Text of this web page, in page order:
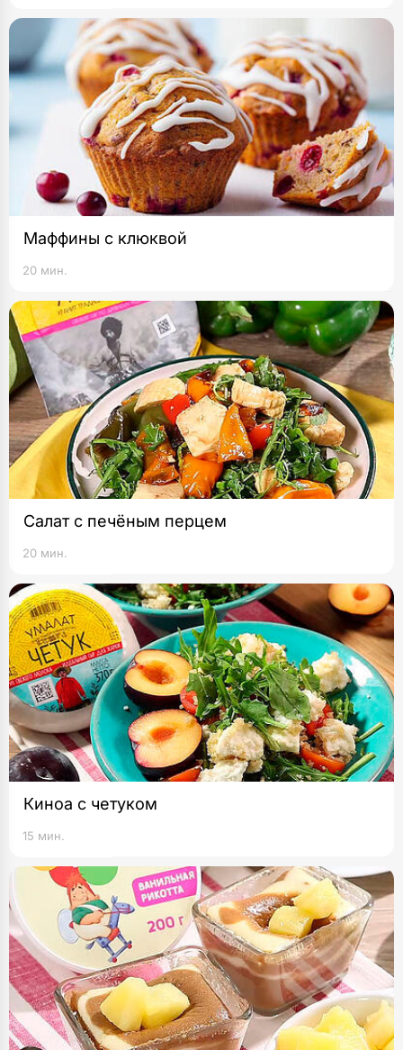
Маффины с клюквой
20 мин.
Салат с печёным перцем
20 мин.
Киноа с четуком
15 мин.